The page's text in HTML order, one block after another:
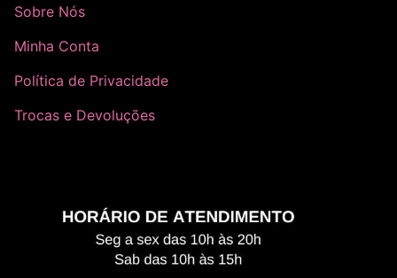
Sobre Nós
Minha Conta
Política de Privacidade
Trocas e Devoluções